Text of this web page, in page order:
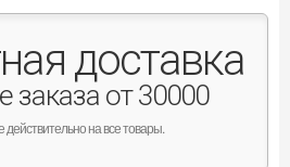
доставка
заказа от 30000
на все товары.